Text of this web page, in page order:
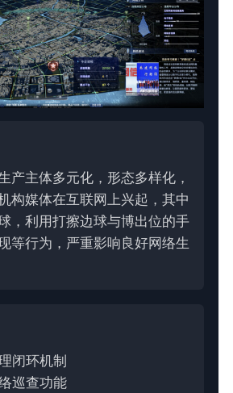
产主体多元化，形态多样化，
构媒体在互联网上兴起，其中
，利用打擦边球与博出位的手
等行为，严重影响良好网络生
闭环机制
巡查功能